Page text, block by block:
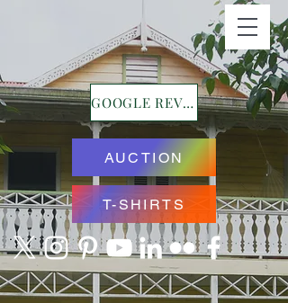
GOOGLE REVIEWS
AUCTION
T-SHIRTS